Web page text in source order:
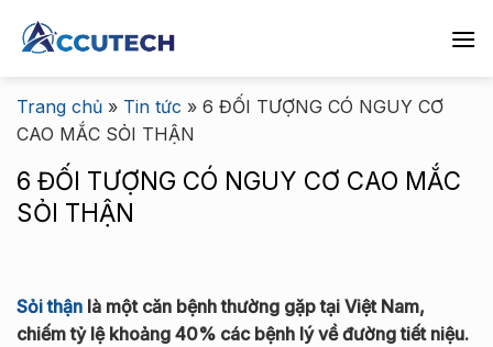
đến
dung
Trang chủ » Tin tức » 6 ĐỐI TƯỢNG CÓ NGUY CƠ
CAO MẮC SỎI THẬN
6 ĐỐI TƯỢNG CÓ NGUY CƠ CAO MẮC
SỎI THẬN
Sỏi thận là một căn bệnh thường gặp tại Việt Nam,
chiếm tỷ lệ khoảng 40% các bệnh lý về đường tiết niệu.